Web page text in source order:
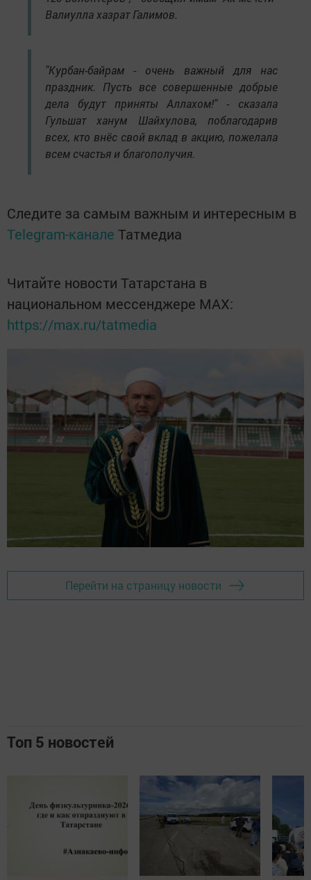
Валиулла хазрат Галимов.
"Курбан-байрам - очень важный для нас
праздник. Пусть все совершенные добрые
дела будут приняты Аллахом!" - сказала
Гульшат ханум Шайхулова, поблагодарив
всех, кто внёс свой вклад в акцию, пожелала
всем счастья и благополучия.
Следите за самым важным и интересным в
Telegram-канале Татмедиа
Читайте новости Татарстана в
национальном мессенджере MАХ:
https://max.ru/tatmedia
Перейти на страницу новости
Топ 5 новостей